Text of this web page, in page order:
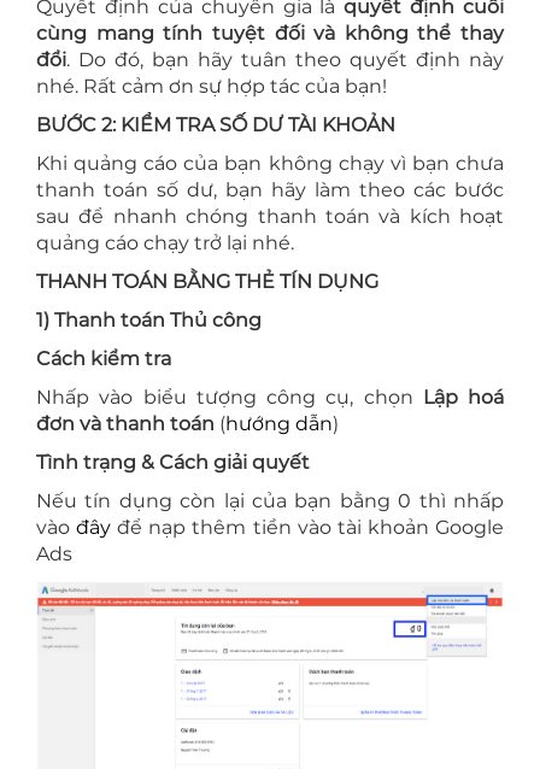
Quyết định của chuyên gia làquyết định cuối
cùng mang tính tuyệt đối và không thể thay
đổi. Do đó, bạn hãy tuân theo quyết định này
nhé. Rất cảm ơn sự hợp tác của bạn!
BƯỚC 2: KIỂM TRA SỐ DƯ TÀI KHOẢN
Khi quảng cáo của bạn không chạy vì bạn chưa
thanh toán số dư, bạn hãy làm theo các bước
sau để nhanh chóng thanh toán và kích hoạt
quảng cáo chạy trở lại nhé.
THANH TOÁN BẰNG THẺ TÍN DỤNG
1) Thanh toán Thủ công
Cách kiểm tra
Nhấp vào biểu tượng công cụ, chọn Lập hoá
đơn và thanh toán (hướng dẫn)
Tình trạng & Cách giải quyết
Nếu tín dụng còn lại của bạn bằng 0 thì nhấp
vàođây để nạp thêm tiền vào tài khoản Google
Ads